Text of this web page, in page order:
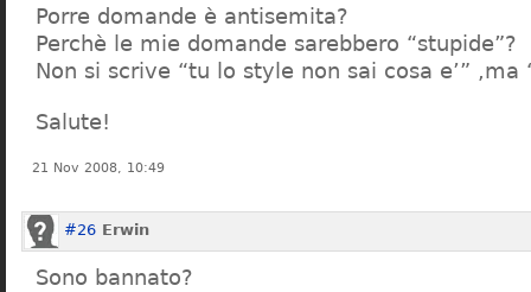
Porre domande è antisemita?
Perchè le mie domande sarebbero “stupide”?
Non si scrive “tu lo style non sai cosa e’” ,ma
Salute!
21 Nov 2008, 10:49
#26 Erwin
Sono bannato?